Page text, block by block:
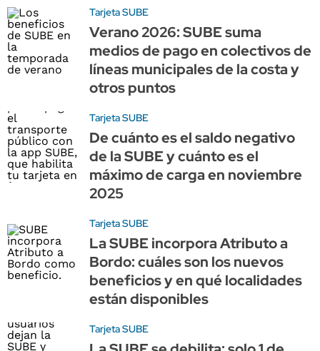
Tarjeta SUBE
Verano 2026: SUBE suma
medios de pago en colectivos de
líneas municipales de la costa y
otros puntos
Tarjeta SUBE
De cuánto es el saldo negativo
de la SUBE y cuánto es el
máximo de carga en noviembre
2025
Tarjeta SUBE
La SUBE incorpora Atributo a
Bordo: cuáles son los nuevos
beneficios y en qué localidades
están disponibles
Tarjeta SUBE